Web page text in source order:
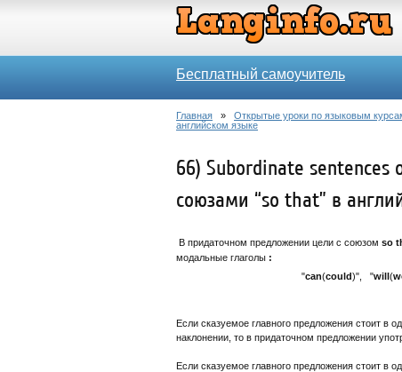
Бесплатный самоучитель
Главная » Открытые уроки по языковым
английском языке
66) Subordinate
союзами “so that” в
В придаточном предложении цели с союзом so
модальные глаголы :
"can(could)", "will(
Если сказуемое главного предложения стоит в
наклонении, то в придаточном предложении
Если сказуемое главного предложения стоит в